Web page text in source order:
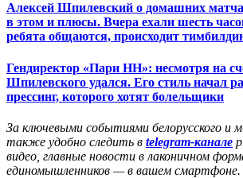
Алексей Шпилевский о домашних
в этом и плюсы. Вчера ехали шесть
ребята общаются, происходит
Гендиректор «Пари НН»: несмотря на
Шпилевского удался. Его стиль начал
прессинг, которого хотят болельщики
За ключевыми событиями белорусского и
также удобно следить в telegram-канале
видео, главные новости в лаконичном
единомышленников — в вашем смартфоне.